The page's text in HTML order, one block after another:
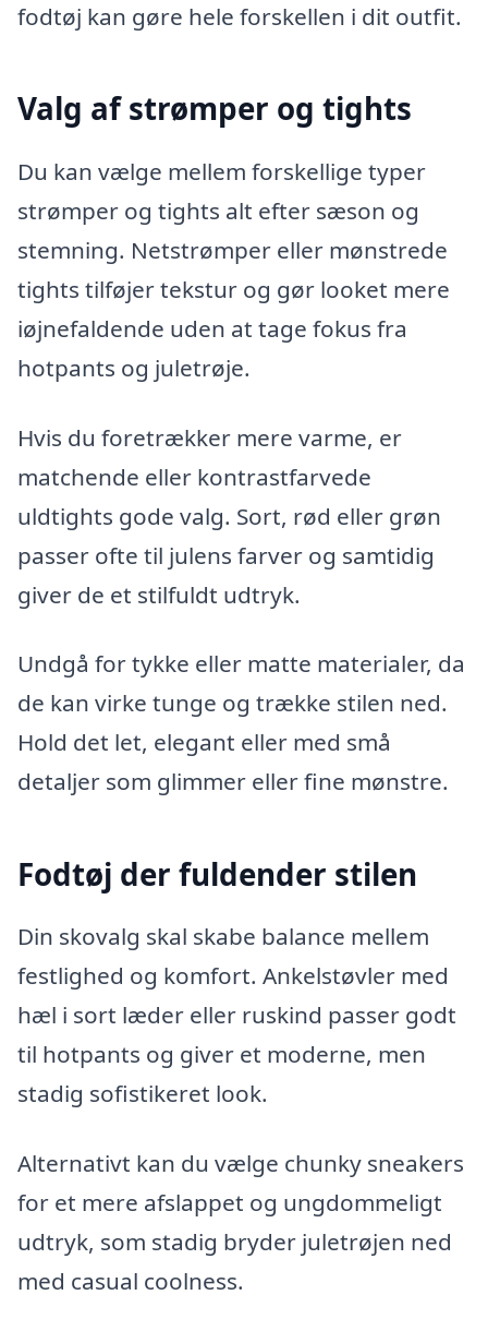
fodtøj kan gøre hele forskellen i dit outfit.
Valg af strømper og tights
Du kan vælge mellem forskellige typer
strømper og tights alt efter sæson og
stemning. Netstrømper eller mønstrede
tights tilføjer tekstur og gør looket mere
iøjnefaldende uden at tage fokus fra
hotpants og juletrøje.
Hvis du foretrækker mere varme, er
matchende eller kontrastfarvede
uldtights gode valg. Sort, rød eller grøn
passer ofte til julens farver og samtidig
giver de et stilfuldt udtryk.
Undgå for tykke eller matte materialer, da
de kan virke tunge og trække stilen ned.
Hold det let, elegant eller med små
detaljer som glimmer eller fine mønstre.
Fodtøj der fuldender stilen
Din skovalg skal skabe balance mellem
festlighed og komfort. Ankelstøvler med
hæl i sort læder eller ruskind passer godt
til hotpants og giver et moderne, men
stadig sofistikeret look.
Alternativt kan du vælge chunky sneakers
for et mere afslappet og ungdommeligt
udtryk, som stadig bryder juletrøjen ned
med casual coolness.